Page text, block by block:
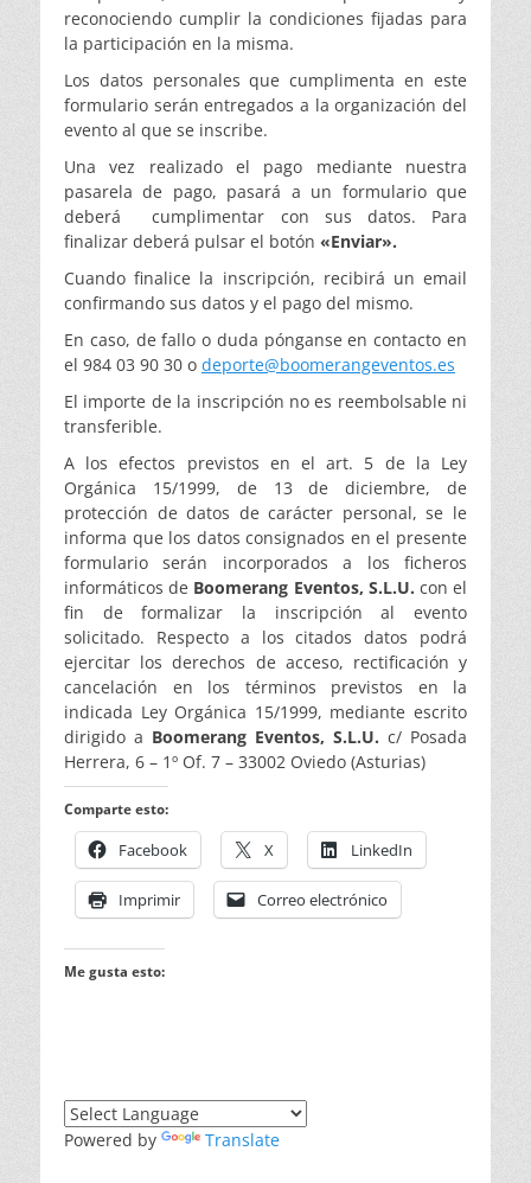
reconociendo cumplir la condiciones fijadas para
la participación en la misma.
Los datos personales que cumplimenta en este
formulario serán entregados a la organización del
evento al que se inscribe.
Una vez realizado el pago mediante nuestra
pasarela de pago, pasará a un formulario que
deberá cumplimentar con sus datos. Para
finalizar deberá pulsar el botón «Enviar».
Cuando finalice la inscripción, recibirá un email
confirmando sus datos y el pago del mismo.
En caso, de fallo o duda pónganse en contacto en
el 984 03 90 30 o deporte@boomerangeventos.es
El importe de la inscripción no es reembolsable ni
transferible.
A los efectos previstos en el art. 5 de la Ley
Orgánica 15/1999, de 13 de diciembre, de
protección de datos de carácter personal, se le
informa que los datos consignados en el presente
formulario serán incorporados a los ficheros
informáticos de Boomerang Eventos, S.L.U. con el
fin de formalizar la inscripción al evento
solicitado. Respecto a los citados datos podrá
ejercitar los derechos de acceso, rectificación y
cancelación en los términos previstos en la
indicada Ley Orgánica 15/1999, mediante escrito
dirigido a Boomerang Eventos, S.L.U. c/ Posada
Herrera, 6 – 1º Of. 7 – 33002 Oviedo (Asturias)
Comparte esto:
Facebook X LinkedIn
Imprimir Correo electrónico
Me gusta esto:
Powered by Translate